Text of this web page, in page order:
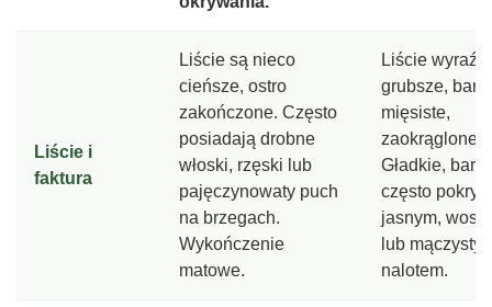
Liście i
faktura
Liście są nieco
cieńsze, ostro
zakończone. Często
posiadają drobne
włoski, rzęski lub
pajęczynowaty puch
na brzegach.
Wykończenie
matowe.
Liście
grubsze,
mięsiste,
zaokrąglone.
Gładkie,
często pokryte
jasnym,
lub
nalotem.